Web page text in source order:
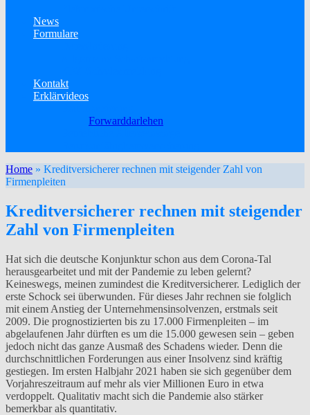
News
Formulare
Kontakt
Erklärvideos
Forwarddarlehen
Home » Kreditversicherer rechnen mit steigender Zahl von
Firmenpleiten
Kreditversicherer rechnen mit steigender
Zahl von Firmenpleiten
Hat sich die deutsche Konjunktur schon aus dem Corona-Tal
herausgearbeitet und mit der Pandemie zu leben gelernt?
Keineswegs, meinen zumindest die Kreditversicherer. Lediglich der
erste Schock sei überwunden. Für dieses Jahr rechnen sie folglich
mit einem Anstieg der Unternehmensinsolvenzen, erstmals seit
2009. Die prognostizierten bis zu 17.000 Firmenpleiten – im
abgelaufenen Jahr dürften es um die 15.000 gewesen sein – geben
jedoch nicht das ganze Ausmaß des Schadens wieder. Denn die
durchschnittlichen Forderungen aus einer Insolvenz sind kräftig
gestiegen. Im ersten Halbjahr 2021 haben sie sich gegenüber dem
Vorjahreszeitraum auf mehr als vier Millionen Euro in etwa
verdoppelt. Qualitativ macht sich die Pandemie also stärker
bemerkbar als quantitativ.